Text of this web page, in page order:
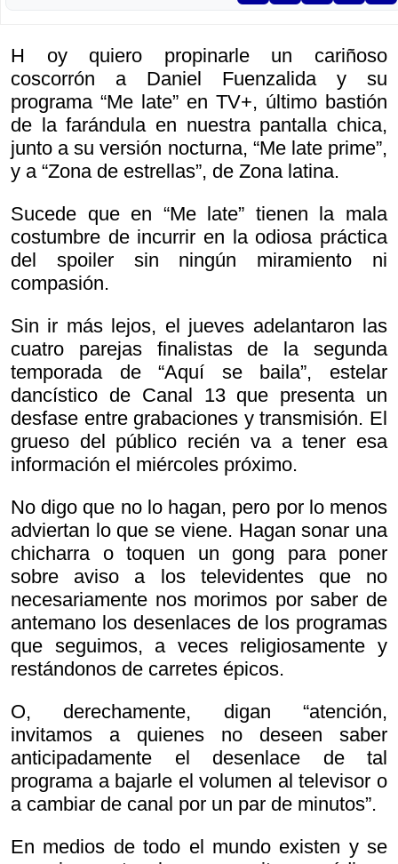
H oy quiero propinarle un cariñoso
coscorrón a Daniel Fuenzalida y su
programa “Me late” en TV+, último bastión
de la farándula en nuestra pantalla chica,
junto a su versión nocturna, “Me late prime”,
y a “Zona de estrellas”, de Zona latina.
Sucede que en “Me late” tienen la mala
costumbre de incurrir en la odiosa práctica
del spoiler sin ningún miramiento ni
compasión.
Sin ir más lejos, el jueves adelantaron las
cuatro parejas finalistas de la segunda
temporada de “Aquí se baila”, estelar
dancístico de Canal 13 que presenta un
desfase entre grabaciones y transmisión. El
grueso del público recién va a tener esa
información el miércoles próximo.
No digo que no lo hagan, pero por lo menos
adviertan lo que se viene. Hagan sonar una
chicharra o toquen un gong para poner
sobre aviso a los televidentes que no
necesariamente nos morimos por saber de
antemano los desenlaces de los programas
que seguimos, a veces religiosamente y
restándonos de carretes épicos.
O, derechamente, digan “atención,
invitamos a quienes no deseen saber
anticipadamente el desenlace de tal
programa a bajarle el volumen al televisor o
a cambiar de canal por un par de minutos”.
En medios de todo el mundo existen y se